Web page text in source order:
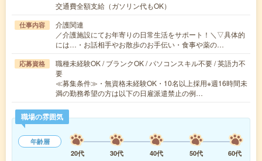
交通費全額支給（ガソリン代もOK）
仕事内容
介護関連
／介護施設にてお年寄りの日常生活をサポート！＼▽具体的
には…・お話相手やお散歩のお手伝い・食事や薬の…
応募資格
職種未経験OK / ブランクOK / パソコンスキル不要 / 英語力不
要
≪募集条件≫・無資格未経験OK・10名以上採用※週16時間未
満の勤務希望の方は以下の日雇派遣禁止の例…
職場の雰囲気
年齢層
20代
30代 40代 50代
60代